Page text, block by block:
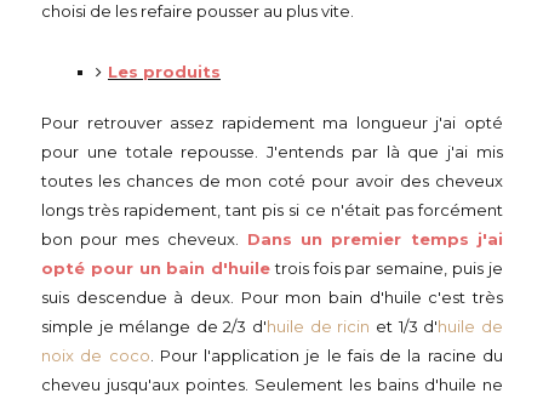
choisi de les refaire pousser au plus vite.
Les produits
Pour retrouver assez rapidement ma longueur j'ai opté
pour une totale repousse. J'entends par là que j'ai mis
toutes les chances de mon coté pour avoir des cheveux
longs très rapidement, tant pis si ce n'était pas forcément
bon pour mes cheveux.
Dans un premier temps j'ai
opté pour un bain d'huiletrois fois par semaine, puis je
suis descendue à deux. Pour mon bain d'huile c'est très
simple je mélange de 2/3 d'huile de ricin et 1/3 d'huile de
noix de coco . Pour l'application je le fais de la racine du
cheveu jusqu'aux pointes. Seulement les bains d'huile ne